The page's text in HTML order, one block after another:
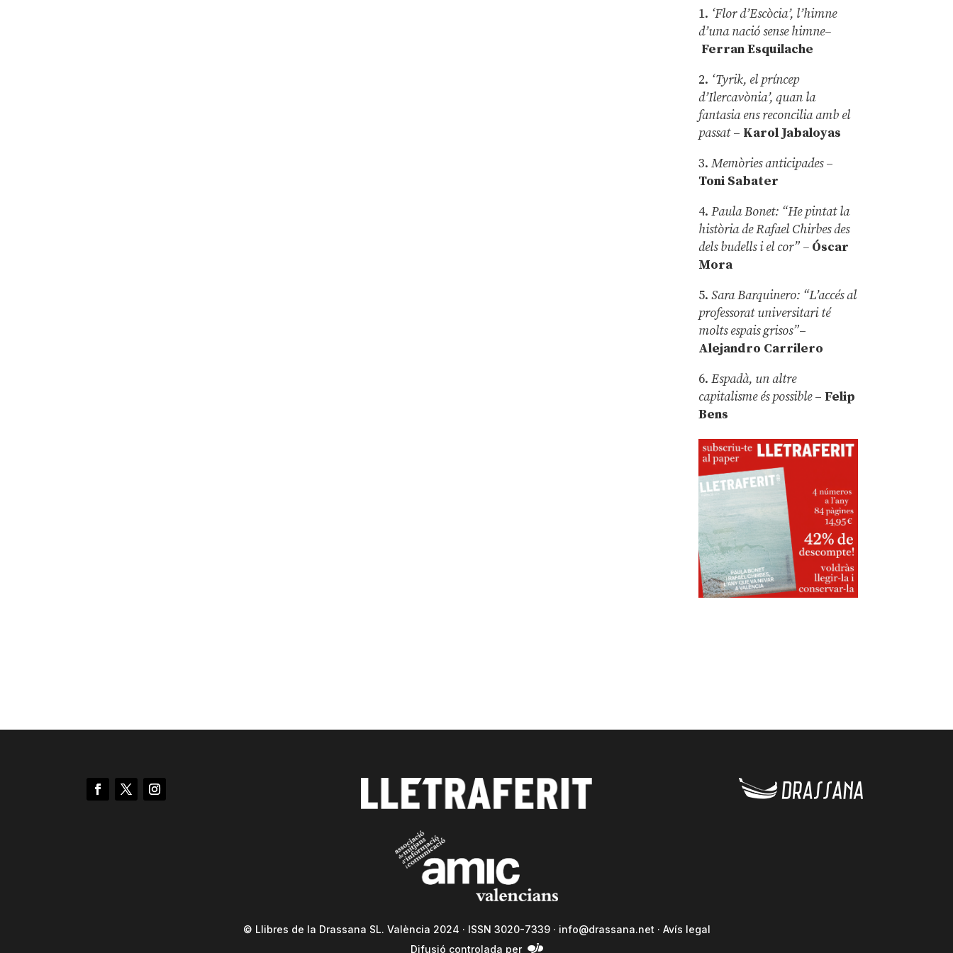
1. ‘Flor d’Escòcia’, l’himne
d’una nació sense himne–
Ferran Esquilache
2. ‘Tyrik, el príncep
d’Ilercavònia’, quan la
fantasia ens reconcilia amb el
passat– Karol Jabaloyas
3.Memòries anticipades–
Toni Sabater
4.Paula Bonet: “He pintat la
història de Rafael Chirbes des
dels budells i el cor” – Óscar
Mora
5.Sara Barquinero: “L’accés al
professorat universitari té
molts espais grisos”–
Alejandro Carrilero
6.Espadà, un altre
capitalisme és possible – Felip
Bens
© Llibres de la Drassana SL. València 2024 · ISSN 3020-7339 · info@drassana.net · Avís legal
Difusió controlada per